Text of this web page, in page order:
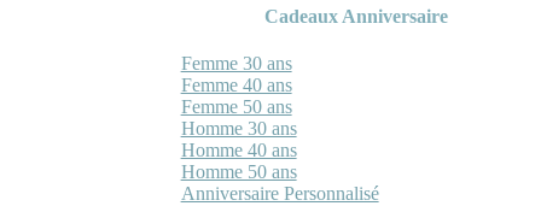
Cadeaux Anniversaire
Femme 30 ans
Femme 40 ans
Femme 50 ans
Homme 30 ans
Homme 40 ans
Homme 50 ans
Anniversaire Personnalisé